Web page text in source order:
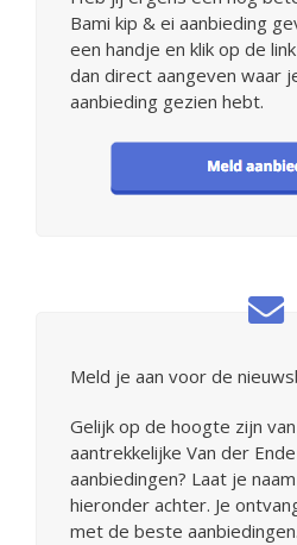
Bami kip & ei aanbieding
een handje en klik op de
dan direct aangeven waar
aanbieding gezien hebt.
Meld je aan voor de
Gelijk op de hoogte zijn
aantrekkelijke Van der
aanbiedingen? Laat je
hieronder achter. Je
met de beste aanbiedingen.